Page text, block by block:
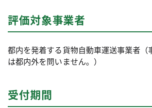
評価対象事業者
都内を発着する貨物自動車運送事業者（
は都内外を問いません。）
受付期間